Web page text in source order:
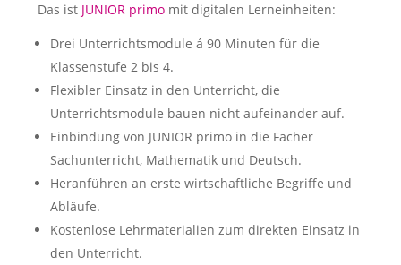
Das ist JUNIOR primo mit digitalen Lerneinheiten:
Drei Unterrichtsmodule á 90 Minuten für die
Klassenstufe 2 bis 4.
Flexibler Einsatz in den Unterricht, die
Unterrichtsmodule bauen nicht aufeinander auf.
Einbindung von JUNIOR primo in die Fächer
Sachunterricht, Mathematik und Deutsch.
Heranführen an erste wirtschaftliche Begriffe und
Abläufe.
Kostenlose Lehrmaterialien zum direkten Einsatz in
den Unterricht.